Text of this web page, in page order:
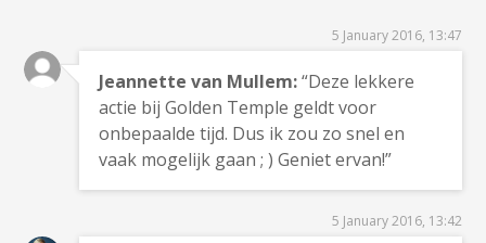
5 January 2016, 13:47
Jeannette van Mullem:“Deze lekkere
actie bij Golden Temple geldt voor
onbepaalde tijd. Dus ik zou zo snel en
vaak mogelijk gaan ; ) Geniet ervan!”
5 January 2016, 13:42